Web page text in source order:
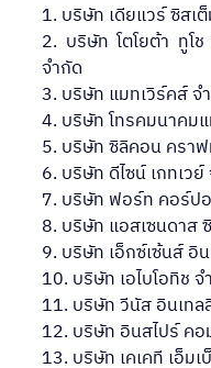
1. บริษัท เดียแวร์ ซิสเ
2. บริษัท โตโยต้า ทูโ
จำกัด
3. บริษัท แมทเวิร์คส์ จ
4. บริษัท โทรคมนาคม
5. บริษัท ซิลิคอน คราฟ
6. บริษัท ดีไซน์ เกทเว
7. บริษัท ฟอร์ท คอร์ปอ
8. บริษัท แอสเซนดาส
9. บริษัท เอ็กซ์เซ้นส์ อิ
10. บริษัท เอไบโอทิช จ
11. บริษัท วีนัส อินเทล
12. บริษัท อินสไปร์ ค
13. บริษัท เคเคที เอ็ม